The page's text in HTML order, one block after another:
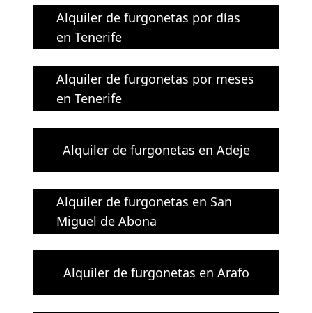
Alquiler de furgonetas por días
en Tenerife
Alquiler de furgonetas por meses
en Tenerife
Alquiler de furgonetas en Adeje
Alquiler de furgonetas en San
Miguel de Abona
Alquiler de furgonetas en Arafo